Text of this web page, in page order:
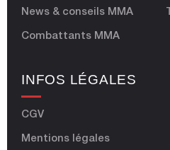
News & conseils MMA
Combattants MMA
INFOS LÉGALES
CGV
Mentions légales